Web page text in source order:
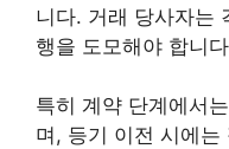
니다. 거래 당사자는
행을 도모해야 합니
특히 계약 단계에서
며, 등기 이전 시에는